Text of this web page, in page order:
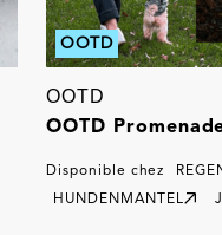
OOTD
OOTD
OOTD
Disponible chez
HUNDENMANTEL